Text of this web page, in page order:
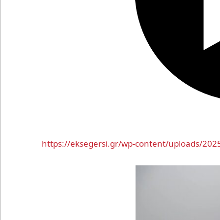
https://eksegersi.gr/wp-content/uploads/